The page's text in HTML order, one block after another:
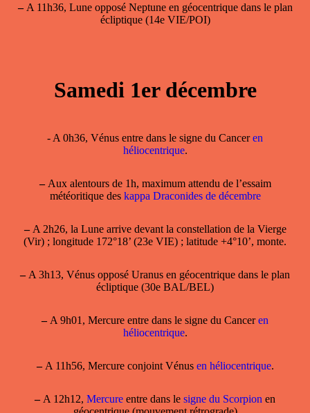
–A 11h36, Lune opposé Neptune en géocentrique dans le plan
écliptique (14e VIE/POI)
Samedi 1er décembre
- A 0h36, Vénus entre dans le signe du Canceren
héliocentrique.
–Aux alentours de 1h, maximum attendu de l’essaim
météoritique des kappa Draconides de décembre
–A 2h26, la Lune arrive devant la constellation de la Vierge
(Vir) ; longitude 172°18’ (23e VIE) ; latitude +4°10’, monte.
–A 3h13, Vénus opposé Uranus en géocentrique dans le plan
écliptique (30e BAL/BEL)
–A 9h01, Mercure entre dans le signe du Canceren
héliocentrique.
–A 11h56, Mercure conjoint Vénus en héliocentrique.
–A 12h12, Mercure entre dans le signe du Scorpion en